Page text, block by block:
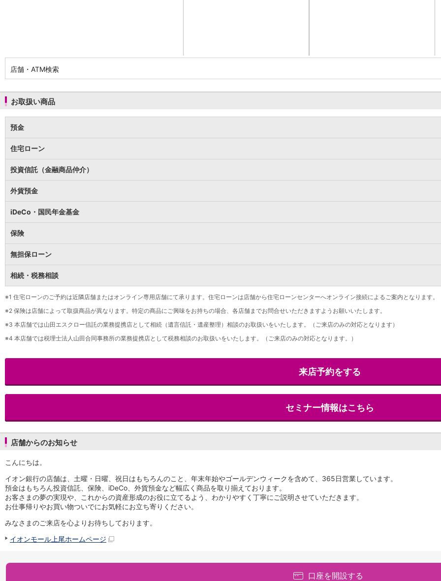
新規お借入れの方
お借換えの方
フラット35
リ・バース60
カードローン
目的別ローンマイページ
保険
保険TOP
医療保険
就業不能保険
海外旅行保険
国内旅行傷害保険
スマホ保険
傷害保険
介護保険
カード
クレジットカード
デビットカード
インターネットバンキング
アプリ
イオン銀行アプリ
イオン銀行PayB
支払・入金・サービス
支払・入金TOP
口座振替サービス
WEB即時決済サービス
公営競技
Myステージ
相続・税務のご相談
電子マネーWAON
インボイス
その他サービス
店舗・ATM検索
お取扱い商品
預金
住宅ローン
投資信託（金融商品仲介）
外貨預金
iDeCo・国民年金基金
保険
無担保ローン
相続・税務相談
※1 住宅ローンのご予約は近隣店舗またはオンライン専用店舗にて承ります。住宅ローンは店舗から住宅ローンセンターへオンライン接続によるご案内となります。
※2 保険は店舗によって取扱商品が異なります。特定の商品にご興味をお持ちの場合、各店舗までお問合せいただきますようお願いいたします。
※3 本店舗では山田エスクロー信託の業務提携店として相続（遺言信託・遺産整理）相談のお取扱いをいたします。（ご来店のみの対応となります）
※4 本店舗では税理士法人山田合同事務所の業務提携店として税務相談のお取扱いをいたします。（ご来店のみの対応となります。）
来店予約をする
セミナー情報はこちら
店舗からのお知らせ
こんにちは。
イオン銀行の店舗は、土曜・日曜、祝日はもちろんのこと、年末年始やゴールデンウィークを含めて、365日営業しています。
預金はもちろん投資信託、保険、iDeCo、外貨預金など幅広く商品を取り揃えております。
お客さまの夢の実現や、これからの資産形成のお役に立てるよう、わかりやすく丁寧にご説明させていただきます。
お仕事帰りやお買い物ついでにお気軽にお立ち寄りください。
みなさまのご来店を心よりお待ちしております。
イオンモール上尾ホームページ
口座を開設する